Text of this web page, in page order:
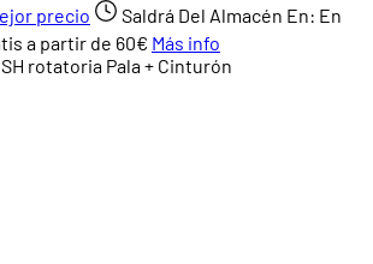
precio Saldrá Del Almacén En: En
a partir de 60€ Más info
rotatoria Pala + Cinturón